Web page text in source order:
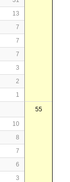
13
7
7
7
3
2
1
55
10
8
7
6
3